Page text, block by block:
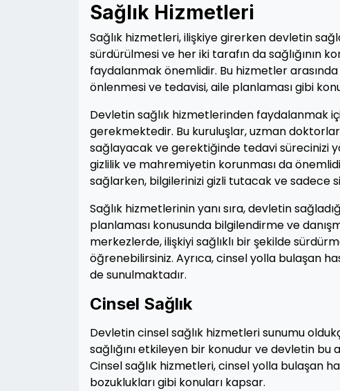
Sağlık Hizmetleri
Sağlık hizmetleri, ilişkiye girerken devletin
sürdürülmesi ve her iki tarafın da sağlığının
faydalanmak önemlidir. Bu hizmetler
önlenmesi ve tedavisi, aile planlaması gibi
Devletin sağlık hizmetlerinden faydalanmak
gerekmektedir. Bu kuruluşlar, uzman
sağlayacak ve gerektiğinde tedavi sürecinizi
gizlilik ve mahremiyetin korunması da
sağlarken, bilgilerinizi gizli tutacak ve sadece
Sağlık hizmetlerinin yanı sıra, devletin
planlaması konusunda bilgilendirme ve
merkezlerde, ilişkiyi sağlıklı bir şekilde
öğrenebilirsiniz. Ayrıca, cinsel yolla bulaşan
de sunulmaktadır.
Cinsel Sağlık
Devletin cinsel sağlık hizmetleri sunumu
sağlığını etkileyen bir konudur ve devletin
Cinsel sağlık hizmetleri, cinsel yolla bulaşan
bozuklukları gibi konuları kapsar.